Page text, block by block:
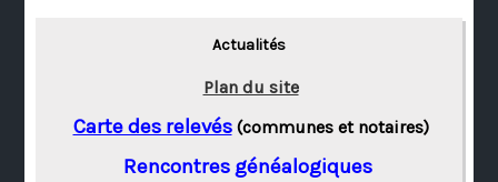
Actualités
Plan du site
Carte des relevés(communes et notaires)
Rencontres généalogiques